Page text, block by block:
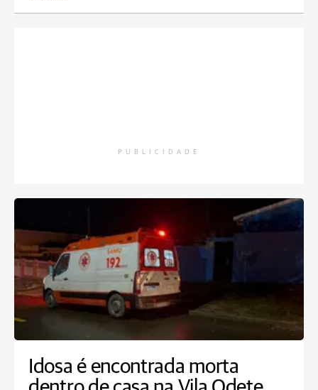
PUBLICIDADE
Idosa é encontrada morta